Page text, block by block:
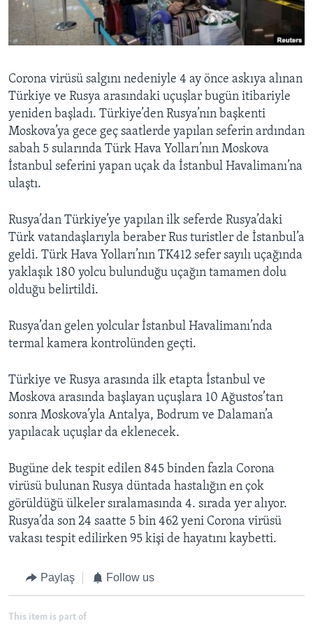
HAYATTAN
SANAT
BIZI TAKIP EDIN
Diller
Corona virüsü salgını nedeniyle 4 ay önce askıya alınan
Türkiye ve Rusya arasındaki uçuşlar bugün itibariyle
yeniden başladı. Türkiye’den Rusya’nın başkenti
Moskova’ya gece geç saatlerde yapılan seferin ardından
sabah 5 sularında Türk Hava Yolları’nın Moskova
İstanbul seferini yapan uçak da İstanbul Havalimanı’na
ulaştı.
Rusya’dan Türkiye’ye yapılan ilk seferde Rusya’daki
Türk vatandaşlarıyla beraber Rus turistler de İstanbul’a
geldi. Türk Hava Yolları’nın TK412 sefer sayılı uçağında
yaklaşık 180 yolcu bulunduğu uçağın tamamen dolu
olduğu belirtildi.
Rusya’dan gelen yolcular İstanbul Havalimanı’nda
termal kamera kontrolünden geçti.
Türkiye ve Rusya arasında ilk etapta İstanbul ve
Moskova arasında başlayan uçuşlara 10 Ağustos’tan
sonra Moskova’yla Antalya, Bodrum ve Dalaman’a
yapılacak uçuşlar da eklenecek.
Bugüne dek tespit edilen 845 binden fazla Corona
virüsü bulunan Rusya düntada hastalığın en çok
görüldüğü ülkeler sıralamasında 4. sırada yer alıyor.
Rusya’da son 24 saatte 5 bin 462 yeni Corona virüsü
vakası tespit edilirken 95 kişi de hayatını kaybetti.
Paylaş Follow us
This item is part of